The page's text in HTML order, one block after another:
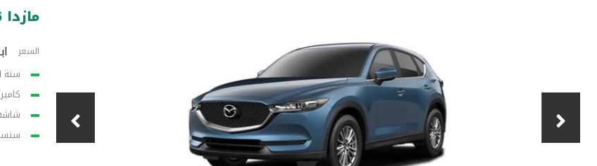
مازدا CX-5 (%0 أرباح)
السعر
سنة
كاميرا 360